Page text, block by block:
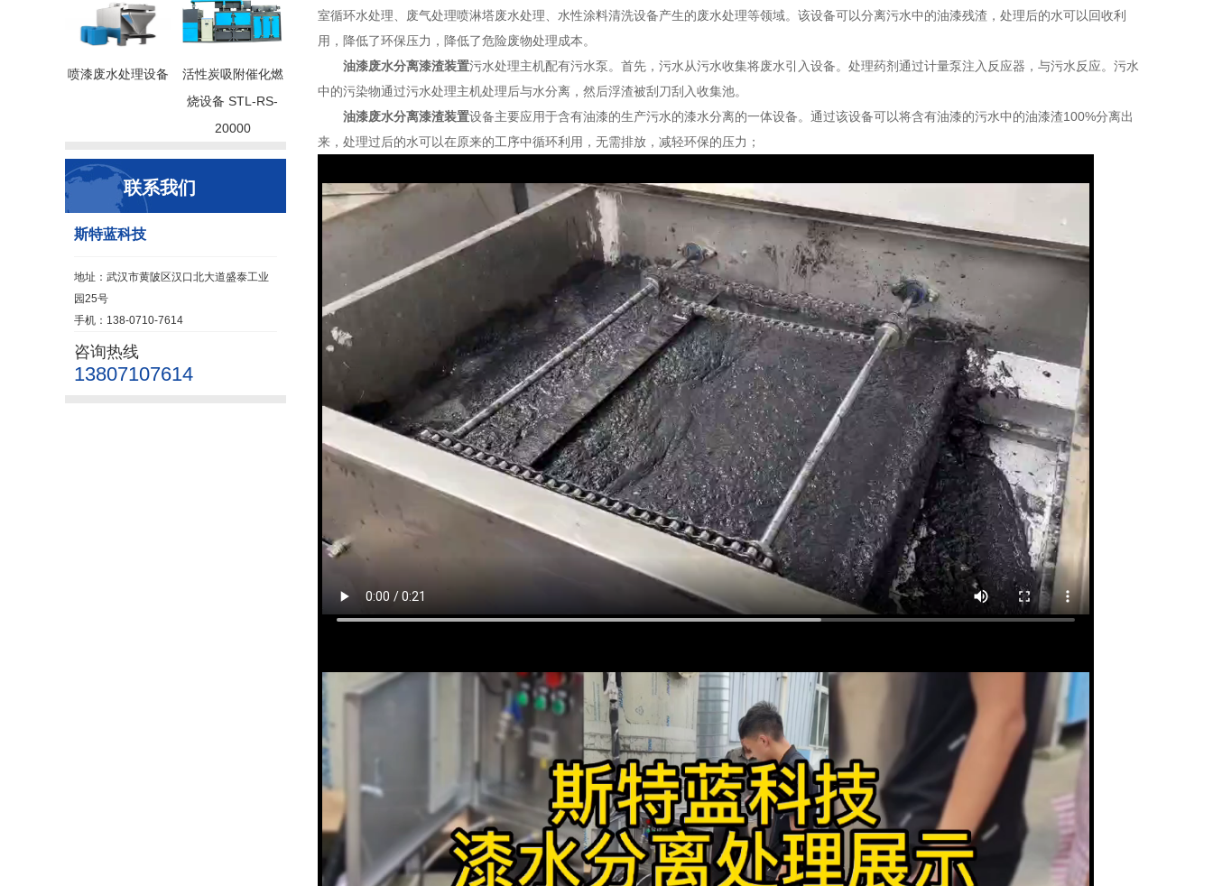
喷漆废水处理设备
活性炭吸附催化燃
烧设备 STL-RS-
20000
联系我们
斯特蓝科技
地址：武汉市黄陂区汉口北大道盛泰工业
园25号
手机：138-0710-7614
咨询热线
13807107614
室循环水处理、废气处理喷淋塔废水处理、水性涂料清洗设备产生的废水处理等领域。该设备可以分离污水中的油漆残渣，处理后的水可以回收利
用，降低了环保压力，降低了危险废物处理成本。
油漆废水分离漆渣装置污水处理主机配有污水泵。首先，污水从污水收集将废水引入设备。处理药剂通过计量泵注入反应器，与污水反应。污水
中的污染物通过污水处理主机处理后与水分离，然后浮渣被刮刀刮入收集池。
油漆废水分离漆渣装置设备主要应用于含有油漆的生产污水的漆水分离的一体设备。通过该设备可以将含有油漆的污水中的油漆渣100%分离出
来，处理过后的水可以在原来的工序中循环利用，无需排放，减轻环保的压力；